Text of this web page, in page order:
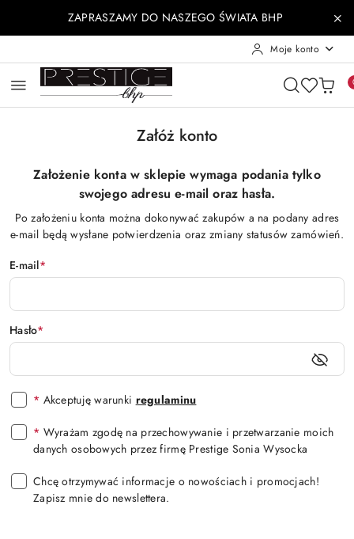
Przejdź do treści głównej
Przejdź do wyszukiwarki
Przejdź do moje konto
Przejdź do menu głównego
Przejdź do stopki
ZAPRASZAMY DO NASZEGO ŚWIATA BHP
Moje konto
Załóż konto
Założenie konta w sklepie wymaga podania tylko
swojego adresu e-mail oraz hasła.
Po założeniu konta można dokonywać zakupów a na podany adres
e-mail będą wysłane potwierdzenia oraz zmiany statusów zamówień.
E-mail*
Hasło*
* Akceptuję warunki regulaminu
* Wyrażam zgodę na przechowywanie i przetwarzanie moich
danych osobowych przez firmę Prestige Sonia Wysocka
Chcę otrzymywać informacje o nowościach i promocjach!
Zapisz mnie do newslettera.